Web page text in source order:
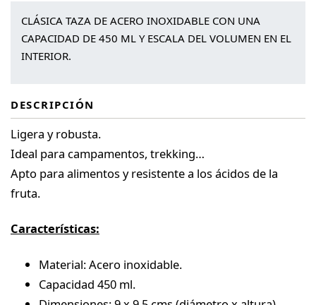
CLÁSICA TAZA DE ACERO INOXIDABLE CON UNA
CAPACIDAD DE 450 ML Y ESCALA DEL VOLUMEN EN EL
INTERIOR.
DESCRIPCIÓN
Ligera y robusta.
Ideal para campamentos, trekking…
Apto para alimentos y resistente a los ácidos de la
fruta.
Características:
Material: Acero inoxidable.
Capacidad 450 ml.